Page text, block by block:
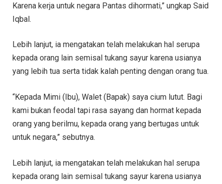
Karena kerja untuk negara Pantas dihormati,” ungkap Said
Iqbal.
Lebih lanjut, ia mengatakan telah melakukan hal serupa
kepada orang lain semisal tukang sayur karena usianya
yang lebih tua serta tidak kalah penting dengan orang tua.
“Kepada Mimi (Ibu), Walet (Bapak) saya cium lutut. Bagi
kami bukan feodal tapi rasa sayang dan hormat kepada
orang yang berilmu, kepada orang yang bertugas untuk
untuk negara,” sebutnya.
Lebih lanjut, ia mengatakan telah melakukan hal serupa
kepada orang lain semisal tukang sayur karena usianya